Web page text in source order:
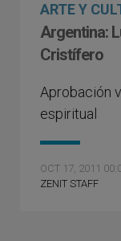
ARTE Y
Argentina:
Cristífero
Aprobación
espiritual
OCT 17, 2011
ZENIT STAFF